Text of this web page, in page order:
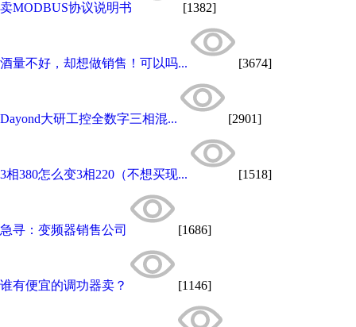
卖MODBUS协议说明书 [1382]
酒量不好，却想做销售！可以吗... [3674]
Dayond大研工控全数字三相混... [2901]
3相380怎么变3相220（不想买现... [1518]
急寻：变频器销售公司 [1686]
谁有便宜的调功器卖？ [1146]